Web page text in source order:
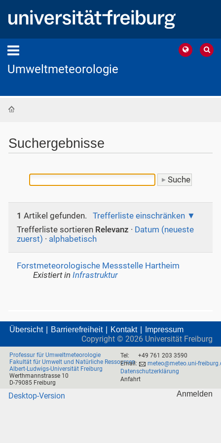
Umweltmeteorologie
Suchergebnisse
1 Artikel gefunden.
Trefferliste einschränken
Trefferliste sortieren Relevanz · Datum (neueste
zuerst) · alphabetisch
Forstmeteorologische Messstelle Hartheim
Existiert in Infrastruktur
Übersicht Barrierefreiheit Kontakt Impressum
Copyright © 2026 Universität Freiburg
Professur für Umweltmeteorologie
Fakultät für Umwelt und Natürliche Ressourcen
Albert-Ludwigs-Universität Freiburg
Werthmannstrasse 10
D-79085 Freiburg
Tel:
+49 761 203 3590
Email:
meteo@meteo.uni-
Datenschutzerklärung
Anfahrt
Desktop-Version Anmelden